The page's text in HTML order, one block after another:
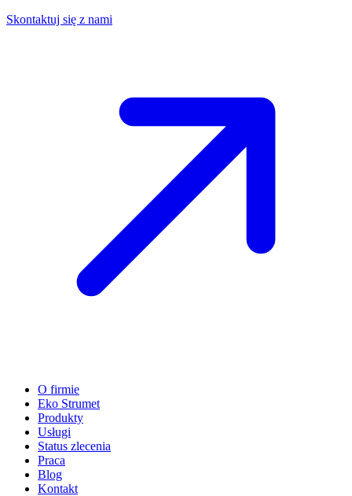
Skontaktuj się z nami
O firmie
Eko Strumet
Produkty
Usługi
Status zlecenia
Praca
Blog
Kontakt